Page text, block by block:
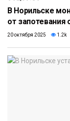
В Норильске
от запотевания
20 октября 2025 1.2k